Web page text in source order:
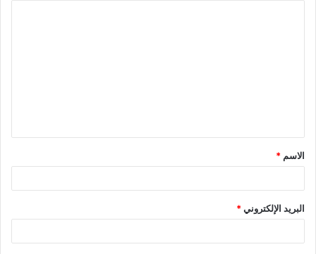
ق
*
الاسم *
البريد الإلكتروني*